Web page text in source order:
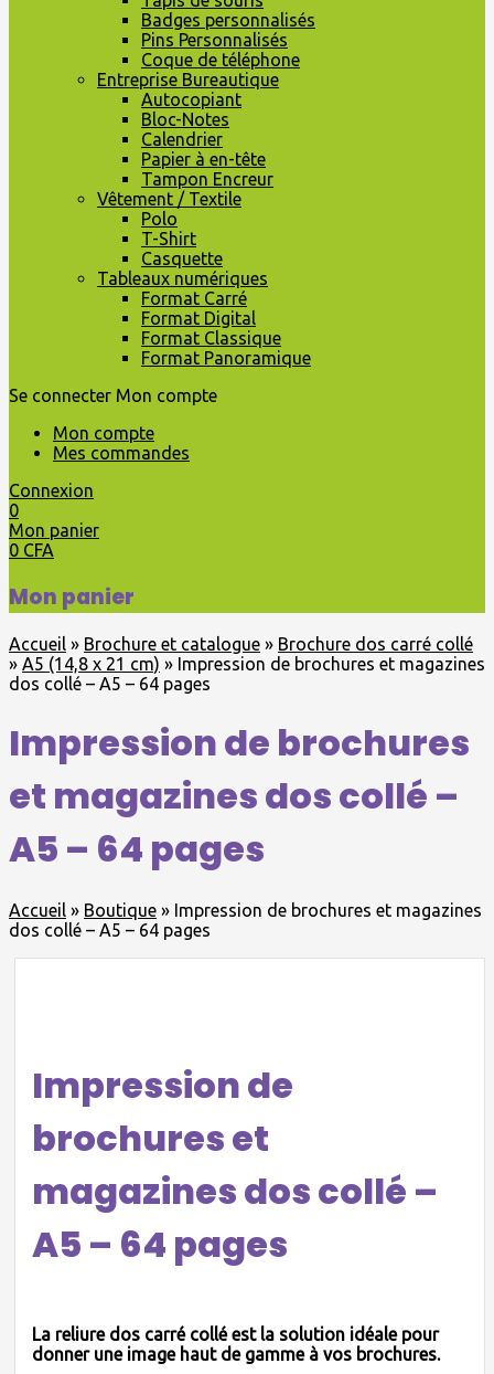
Badges personnalisés
Pins Personnalisés
Coque de téléphone
Entreprise Bureautique
Autocopiant
Bloc-Notes
Calendrier
Papier à en-tête
Tampon Encreur
Vêtement / Textile
Polo
T-Shirt
Casquette
Tableaux numériques
Format Carré
Format Digital
Format Classique
Format Panoramique
Se connecter Mon compte
Mon compte
Mes commandes
Connexion
0
Mon panier
0 CFA
Mon panier
Accueil » Brochure et catalogue » Brochure dos carré collé
» A5 (14,8 x 21 cm) » Impression de brochures et magazines
dos collé – A5 – 64 pages
Impression de brochures
et magazines dos collé –
A5 – 64 pages
Accueil » Boutique » Impression de brochures et magazines
dos collé – A5 – 64 pages
Impression de
brochures et
magazines dos collé –
A5 – 64 pages
La reliure dos carré collé est la solution idéale pour
donner une image haut de gamme à vos brochures.